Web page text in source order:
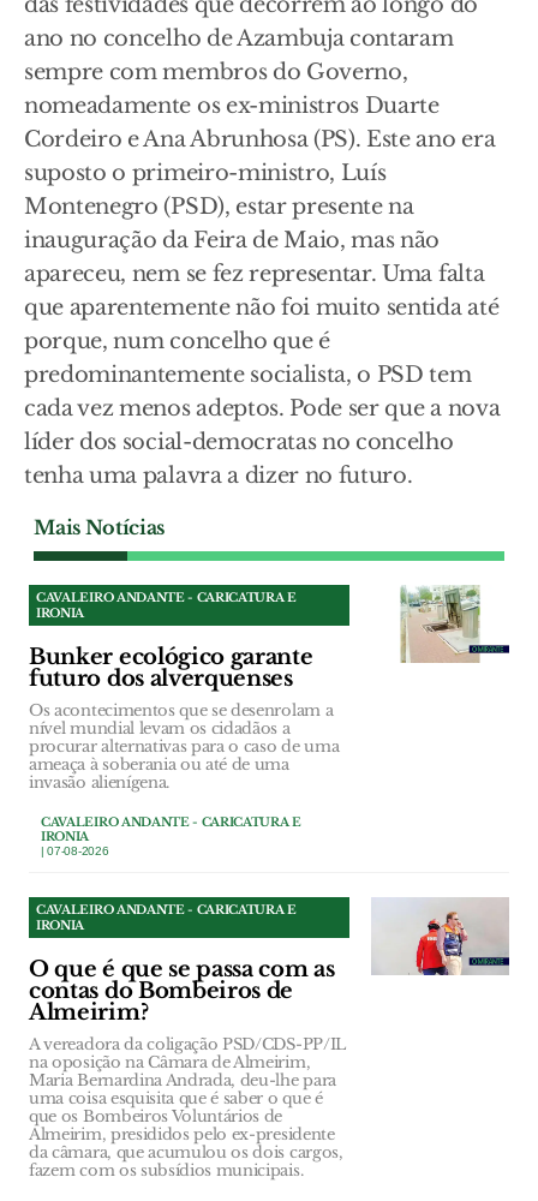
ano no concelho de Azambuja contaram
sempre com membros do Governo,
nomeadamente os ex-ministros Duarte
Cordeiro e Ana Abrunhosa (PS). Este ano era
suposto o primeiro-ministro, Luís
Montenegro (PSD), estar presente na
inauguração da Feira de Maio, mas não
apareceu, nem se fez representar. Uma falta
que aparentemente não foi muito sentida até
porque, num concelho que é
predominantemente socialista, o PSD tem
cada vez menos adeptos. Pode ser que a nova
líder dos social-democratas no concelho
tenha uma palavra a dizer no futuro.
Mais Notícias
CAVALEIRO ANDANTE - CARICATURA E
IRONIA
Bunker ecológico garante
futuro dos alverquenses
Os acontecimentos que se desenrolam a
nível mundial levam os cidadãos a
procurar alternativas para o caso de uma
ameaça à soberania ou até de uma
invasão alienígena.
CAVALEIRO ANDANTE - CARICATURA E
IRONIA
| 07-08-2026
CAVALEIRO ANDANTE - CARICATURA E
IRONIA
O que é que se passa com as
contas do Bombeiros de
Almeirim?
A vereadora da coligação PSD/CDS-PP/IL
na oposição na Câmara de Almeirim,
Maria Bernardina Andrada, deu-lhe para
uma coisa esquisita que é saber o que é
que os Bombeiros Voluntários de
Almeirim, presididos pelo ex-presidente
da câmara, que acumulou os dois cargos,
fazem com os subsídios municipais.